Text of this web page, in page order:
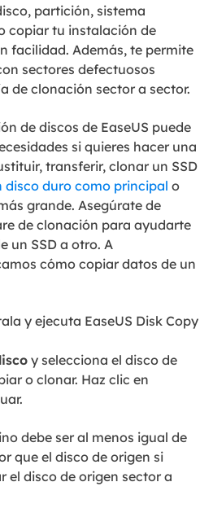
partición, sistema
copiar tu instalación de
facilidad. Además, te permite
sectores defectuosos
de clonación sector a sector.
de discos de EaseUS puede
si quieres hacer una
transferir, clonar un SSD
disco duro como principal o
grande. Asegúrate de
de clonación para ayudarte
un SSD a otro. A
cómo copiar datos de un
y ejecuta EaseUS Disk Copy
y selecciona el disco de
o clonar. Haz clic en
debe ser al menos igual de
que el disco de origen si
el disco de origen sector a